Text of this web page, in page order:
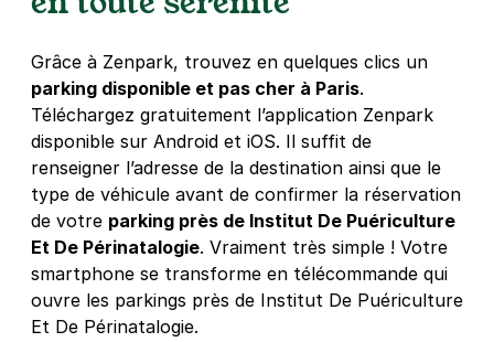
131 rue Brancion
4,4(50 avis)
/jour, 70 €/semaine (tarifs dégressifs)
Réserver
+ Abonnements disponibles
Vercingétorix - Paris 14
144 rue Raymond Losserand
75014Paris
4,4
Grâce à Zenpark, trouvez en quelques clics un
parking disponible et pas cher à Paris.
Téléchargez gratuitement l’application Zenpark
disponible sur Android et iOS. Il suffit de
renseigner l’adresse de la destination ainsi que le
type de véhicule avant de confirmer la réservation
de votre parking près de Institut De Puériculture
Et De Périnatalogie. Vraiment très simple ! Votre
smartphone se transforme en télécommande qui
ouvre les parkings près de Institut De Puériculture
Et De Périnatalogie.